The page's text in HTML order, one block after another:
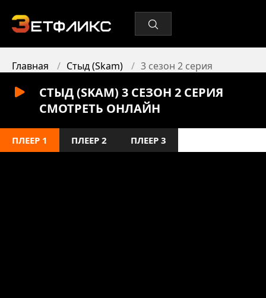
Главная Стыд (Skam) 3 сезон 2 серия
СТЫД (SKAM) 3 СЕЗОН 2 СЕРИЯ
СМОТРЕТЬ ОНЛАЙН
ПЛЕЕР 1 ПЛЕЕР 2 ПЛЕЕР 3